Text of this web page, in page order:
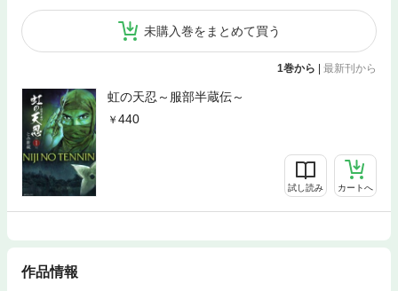
未購入巻をまとめて買う
1巻から | 最新刊から
虹の天忍～服部半蔵伝～
440
試し読み カートへ
作品情報